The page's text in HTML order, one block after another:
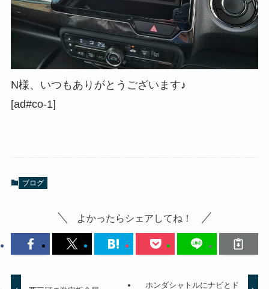
N様、いつもありがとうございます♪
[ad#co-1]
ブログ
よかったらシェアしてね！
ホンダシャトルにナビとド